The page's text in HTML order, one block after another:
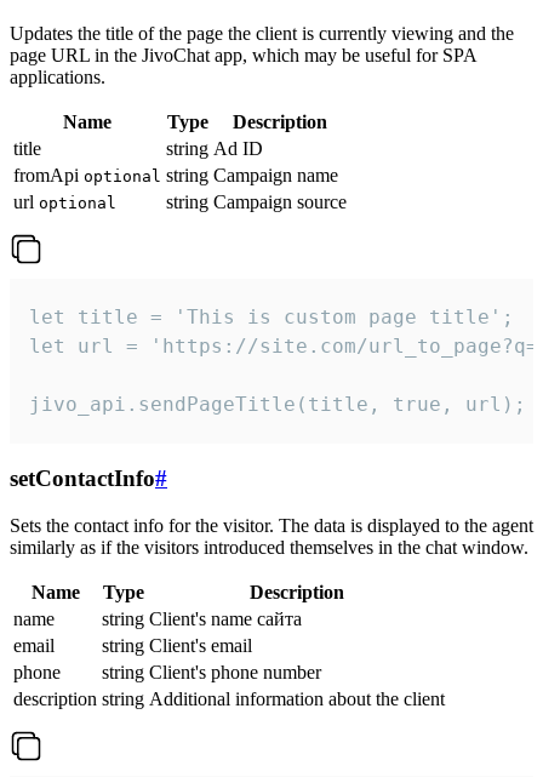
Updates the title of the page the client is currently viewing and the
page URL in the JivoChat app, which may be useful for SPA
applications.
Name Type
Description
title
string Ad ID
fromApi optional string Campaign name
url optional string Campaign source
let title = 'This is custom page title';
let url = 'https://site.com/
jivo_api.sendPageTitle(title, true, url);
setContactInfo#
Sets the contact info for the visitor. The data is displayed to the agent
similarly as if the visitors introduced themselves in the chat window.
Name Type
Description
name
string Client's name сайта
email
string Client's email
phone
string Client's phone number
description string Additional information about the client